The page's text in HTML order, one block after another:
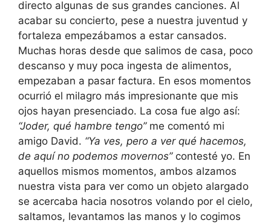
directo algunas de sus grandes canciones. Al
acabar su concierto, pese a nuestra juventud y
fortaleza empezábamos a estar cansados.
Muchas horas desde que salimos de casa, poco
descanso y muy poca ingesta de alimentos,
empezaban a pasar factura. En esos momentos
ocurrió el milagro más impresionante que mis
ojos hayan presenciado. La cosa fue algo así:
“Joder, qué hambre tengo”me comentó mi
amigo David. “Ya ves, pero a ver qué hacemos,
de aquí no podemos movernos” contesté yo. En
aquellos mismos momentos, ambos alzamos
nuestra vista para ver como un objeto alargado
se acercaba hacia nosotros volando por el cielo,
saltamos, levantamos las manos y lo cogimos